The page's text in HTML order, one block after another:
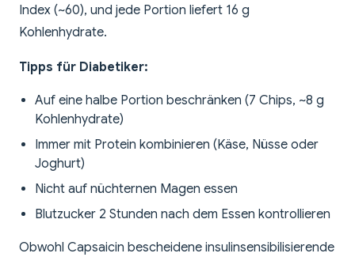
Index (~60), und jede Portion liefert 16 g
Kohlenhydrate.
Tipps für Diabetiker:
Auf eine halbe Portion beschränken (7 Chips, ~8 g
Kohlenhydrate)
Immer mit Protein kombinieren (Käse, Nüsse oder
Joghurt)
Nicht auf nüchternen Magen essen
Blutzucker 2 Stunden nach dem Essen kontrollieren
Obwohl Capsaicin bescheidene insulinsensibilisierende